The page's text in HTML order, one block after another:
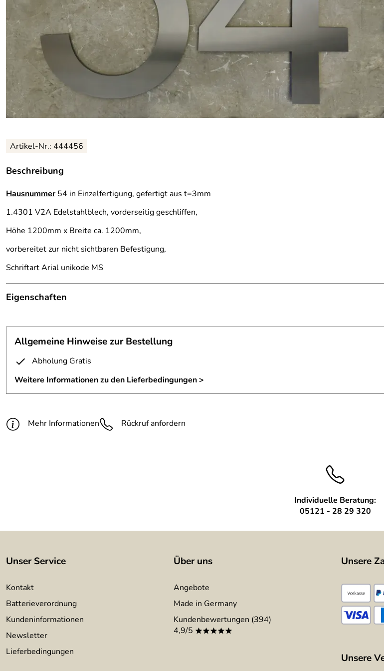
Artikel-Nr.: 444456
Beschreibung
Hausnummer54 in Einzelfertigung, gefertigt aus t=3mm
1.4301 V2A Edelstahlblech, vorderseitig geschliffen,
Höhe 1200mm x Breite ca. 1200mm,
vorbereitet zur nicht sichtbaren Befestigung,
Schriftart Arial unikode MS
Eigenschaften
Schrift:
frei wählbar, Abb. Arial unikode MS
Material:
Oberfläche:
geschliffen Korn 240
Befestigung:
von vorne nicht sichtbar
Allgemeine Hinweise zur Bestellung
Abholung Gratis
Weitere Informationen zu den Lieferbedingungen >
Mehr Informationen Rückruf anfordern
Individuelle Beratung:
05121 - 28 29 320
Unser Service
Kontakt
Batterieverordnung
Kundeninformationen
Newsletter
Lieferbedingungen
Über uns
Angebote
Made in Germany
Kundenbewertungen (394)
4,9/5 *****
Unsere
Unsere